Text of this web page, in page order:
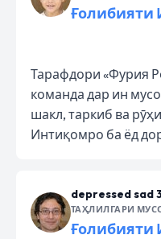
Ғолибияти
Тарафдори «Фурия
команда дар ин
шакл, таркиб ва
Интиқомро ба ёд
depressed sad
ТАҲЛИЛГАРИ
Ғолибияти